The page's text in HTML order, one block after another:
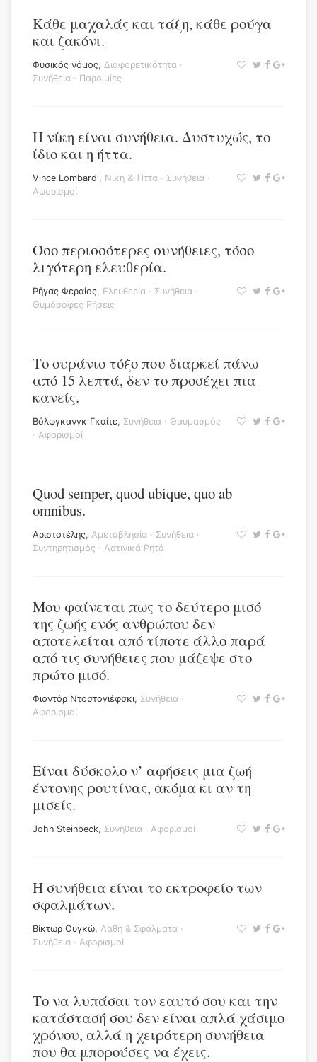
Κάθε μαχαλάς και τάξη, κάθε ρούγα
και ζακόνι.
Φυσικός νόμος, Διαφορετικότητα ·
Συνήθεια · Παροιμίες
Η νίκη είναι συνήθεια. Δυστυχώς, το
ίδιο και η ήττα.
Vince Lombardi, Νίκη & Ήττα · Συνήθεια ·
Αφορισμοί
Όσο περισσότερες συνήθειες, τόσο
λιγότερη ελευθερία.
Ρήγας Φεραίος, Ελευθερία · Συνήθεια ·
Θυμόσοφες Ρήσεις
Το ουράνιο τόξο που διαρκεί πάνω
από 15 λεπτά, δεν το προσέχει πια
κανείς.
Βόλφγκανγκ Γκαίτε, Συνήθεια · Θαυμασμός
· Αφορισμοί
Quod semper, quod ubique, quo ab
omnibus.
Αριστοτέλης, Αμεταβλησία · Συνήθεια ·
Συντηρητισμός · Λατινικά Ρητά
Μου φαίνεται πως το δεύτερο μισό
της ζωής ενός ανθρώπου δεν
αποτελείται από τίποτε άλλο παρά
από τις συνήθειες που μάζεψε στο
πρώτο μισό.
Φιοντόρ Ντοστογιέφσκι, Συνήθεια ·
Αφορισμοί
Είναι δύσκολο ν’ αφήσεις μια ζωή
έντονης ρουτίνας, ακόμα κι αν τη
μισείς.
John Steinbeck, Συνήθεια · Αφορισμοί
Η συνήθεια είναι το εκτροφείο των
σφαλμάτων.
Βίκτωρ Ουγκώ, Λάθη & Σφάλματα ·
Συνήθεια · Αφορισμοί
Το να λυπάσαι τον εαυτό σου και την
κατάστασή σου δεν είναι απλά χάσιμο
χρόνου, αλλά η χειρότερη συνήθεια
που θα μπορούσες να έχεις.